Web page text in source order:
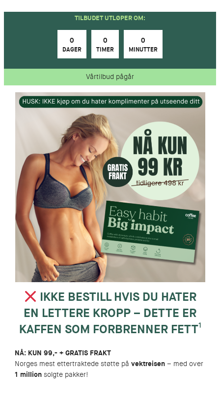
TILBUDET UTLØPER OM:
0
DAGER
0
TIMER
0
MINUTTER
Vårtilbud pågår
IKKE BESTILL HVIS DU HATER
EN LETTERE KROPP – DETTE ER
KAFFEN SOM FORBRENNER FETT¹
NÅ: KUN 99,- + GRATIS FRAKT
Norges mest ettertraktede støtte påvektreisen – med over
1 million solgte pakker!